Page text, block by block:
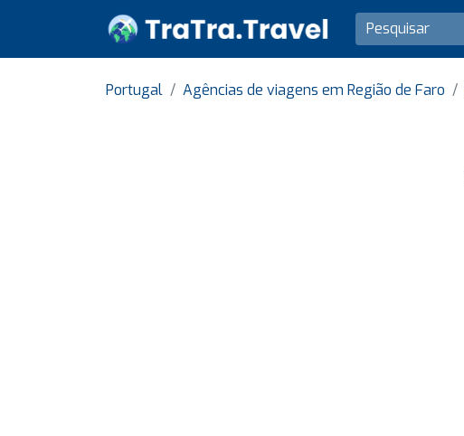
Portugal Agências de viagens em Região de Faro